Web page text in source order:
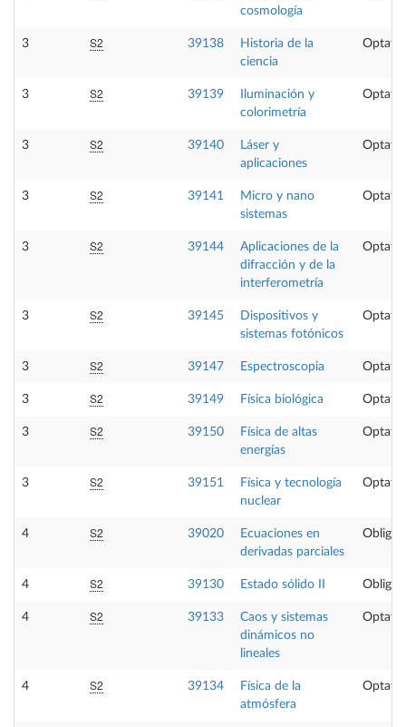
cosmología
3 S2 39138
Historia de la
ciencia
3 S2 39139
Iluminación y
colorimetría
3 S2 39140
Láser y
aplicaciones
3 S2 39141
Micro y nano
sistemas
3 S2 39144
Aplicaciones de la
difracción y de la
interferometría
3 S2 39145
Dispositivos y
sistemas fotónicos
3 S2 39147 Espectroscopia
3 S2 39149 Física biológica
3 S2 39150
Física de altas
energías
3 S2 39151
Física y tecnología
nuclear
4 S2 39020
Ecuaciones en
derivadas parciales
4 S2 39130 Estado sólido II
4 S2 39133
Caos y sistemas
dinámicos no
lineales
4 S2 39134
Física de la
atmósfera